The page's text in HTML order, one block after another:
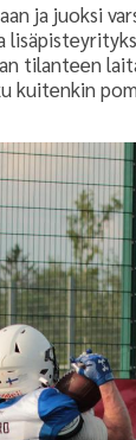
ja juoksi
tilanteen
kuitenkin